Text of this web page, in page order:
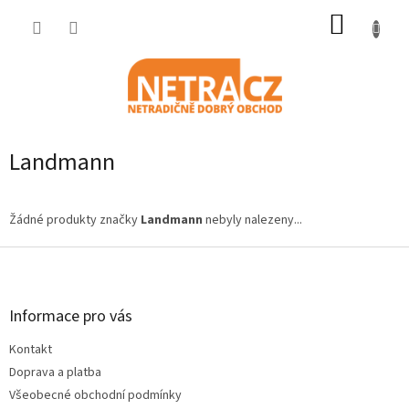
Landmann
Žádné produkty značky Landmann nebyly nalezeny...
Z
Informace pro vás
Kontakt
Doprava a platba
Všeobecné obchodní podmínky